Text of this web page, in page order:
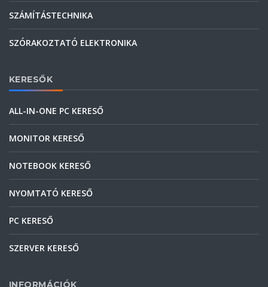
SZÁMÍTÁSTECHNIKA
SZÓRAKOZTATÓ ELEKTRONIKA
KERESŐK
ALL-IN-ONE PC KERESŐ
MONITOR KERESŐ
NOTEBOOK KERESŐ
NYOMTATÓ KERESŐ
PC KERESŐ
SZERVER KERESŐ
INFORMÁCIÓK